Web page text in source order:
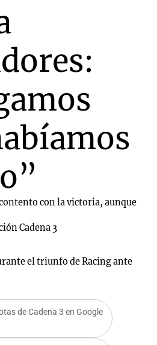
con la victoria, aunque
Cadena 3
el triunfo de Racing ante
de Cadena 3 en Google